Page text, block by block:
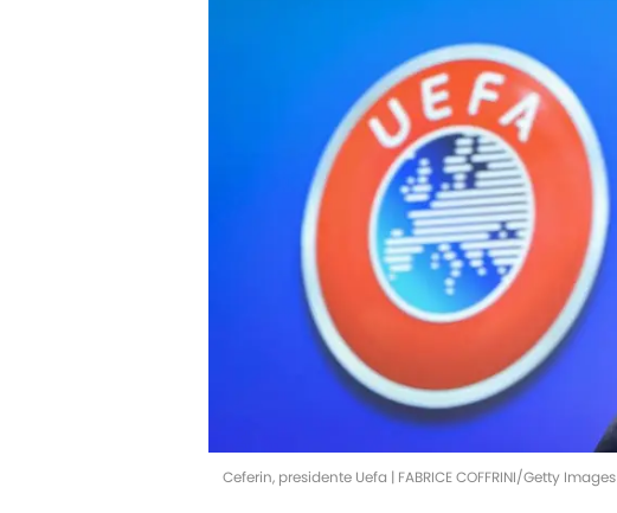
Ceferin, presidente Uefa | FABRICE COFFRINI/Getty Images